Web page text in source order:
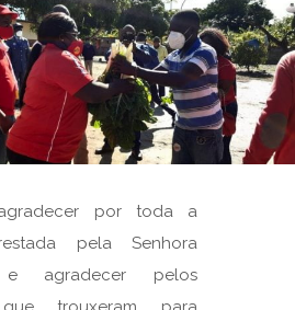
por toda a
pela Senhora
e agradecer pelos